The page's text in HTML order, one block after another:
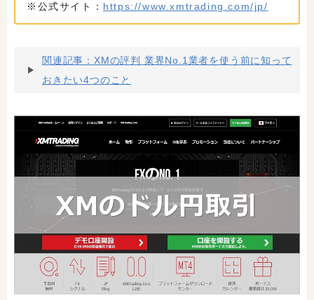
※公式サイト： https://www.xmtrading.com/jp/
関連記事：XMの評判 業界No.1業者を使う前に知って
おきたい4つのこと